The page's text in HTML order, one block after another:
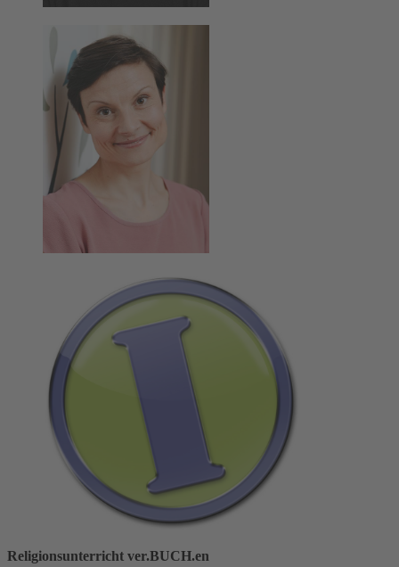
Religionsunterricht ver.BUCH.en